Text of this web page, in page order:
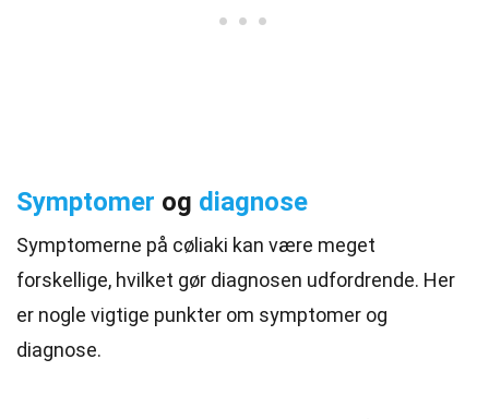
Symptomer og diagnose
Symptomerne på cøliaki kan være meget
forskellige, hvilket gør diagnosen udfordrende. Her
er nogle vigtige punkter om symptomer og
diagnose.